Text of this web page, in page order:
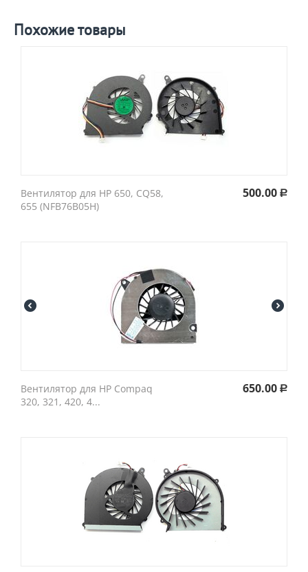
Похожие товары
Вентилятор для HP 650, CQ58,
655 (NFB76B05H)
500.00 Р
Вентилятор для HP Compaq
320, 321, 420, 4...
650.00 Р